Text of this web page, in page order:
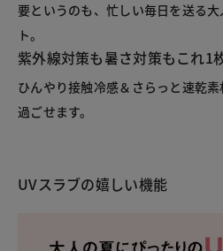
要というのも、忙しい毎日を送る
ト。
紫外線対策も暑さ対策もこれ1
ひんやり接触冷感＆さらっと速乾
過ごせます。
UVスラブの嬉しい機能